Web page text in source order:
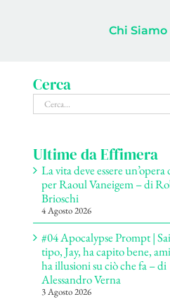
Chi Siamo
Cerca
Cerca
per:
Ultime da Effimera
La vita deve essere un’opera
per Raoul Vaneigem – di
Brioschi
4 Agosto 2026
#04 Apocalypse Prompt |
tipo, Jay, ha capito bene,
ha illusioni su ciò che fa – di
Alessandro Verna
3 Agosto 2026